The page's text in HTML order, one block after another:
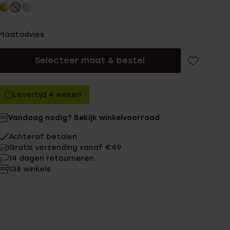
Selecteer maat & bestel
Levertijd 4 weken
Vandaag nodig? Bekijk winkelvoorraad
Achteraf betalen
Gratis verzending vanaf €49
14 dagen retourneren
138 winkels